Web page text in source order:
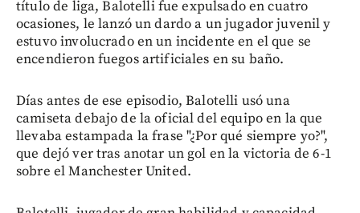
título de liga, Balotelli fue expulsado en cuatro
ocasiones, le lanzó un dardo a un jugador juvenil y
estuvo involucrado en un incidente en el que se
encendieron fuegos artificiales en su baño.
Días antes de ese episodio, Balotelli usó una
camiseta debajo de la oficial del equipo en la que
llevaba estampada la frase "¿Por qué siempre yo?",
que dejó ver tras anotar un gol en la victoria de 6-1
sobre el Manchester United.